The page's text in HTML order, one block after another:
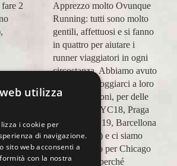
2
Apprezzo molto Ovunque
Running: tutti sono molto
gentili, affettuosi e si fanno
in quattro per aiutare i
runner viaggiatori in ogni
circostanza. Abbiamo avuto
modo di appoggiarci a loro
in più occasioni, per delle
maratone (NYC18, Praga
19, Valencia 19, Barcellona
21, NYC 22) e ci siamo
affidati a loro per Chicago
23 (ottobre) perché
utilizza
i cookie per
di navigazione.
sito web acconsenti a
con la nostra